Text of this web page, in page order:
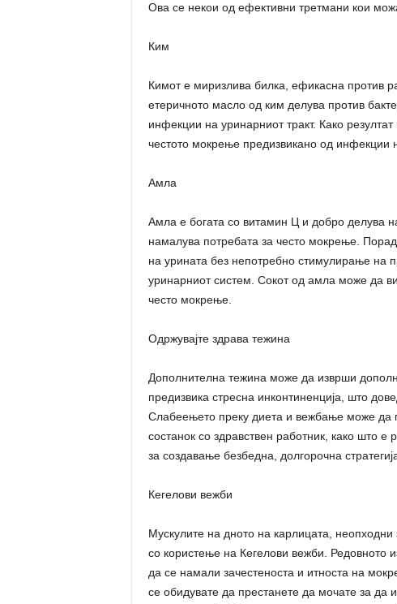
Ова се некои од ефективни третмани кои
Ким
Кимот е миризлива билка, ефикасна против
етеричното масло од ким делува против
инфекции на уринарниот тракт. Како
честото мокрење предизвикано од инфекции
Амла
Амла е богата со витамин Ц и добро делува
намалува потребата за често мокрење.
на урината без непотребно стимулирање на
уринарниот систем. Сокот од амла може да
често мокрење.
Одржувајте здрава тежина
Дополнителна тежина може да изврши
предизвика стресна инконтиненција, што
Слабеењето преку диета и вежбање може да
состанок со здравствен работник, како што
за создавање безбедна, долгорочна
Кегелови вежби
Мускулите на дното на карлицата,
со користење на Кегелови вежби. Редовното
да се намали зачестеноста и итноста на
се обидувате да престанете да мочате за да